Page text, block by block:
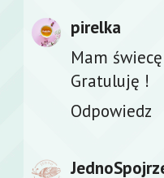
pirelka
Mam
Gratuluję !
Odpowiedz